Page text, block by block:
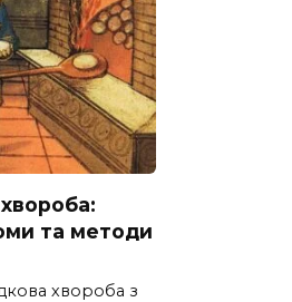
та методи
хвороба з